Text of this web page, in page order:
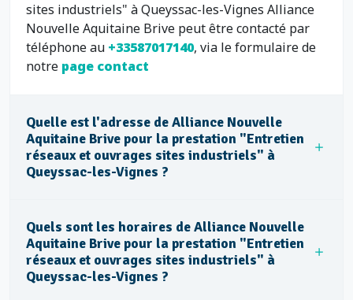
sites industriels" à Queyssac-les-Vignes Alliance
Nouvelle Aquitaine Brive peut être contacté par
téléphone au +33587017140, via le formulaire de
notre page contact
Quelle est l'adresse de Alliance Nouvelle
Aquitaine Brive pour la prestation "Entretien
réseaux et ouvrages sites industriels" à
Queyssac-les-Vignes ?
Quels sont les horaires de Alliance Nouvelle
Aquitaine Brive pour la prestation "Entretien
réseaux et ouvrages sites industriels" à
Queyssac-les-Vignes ?